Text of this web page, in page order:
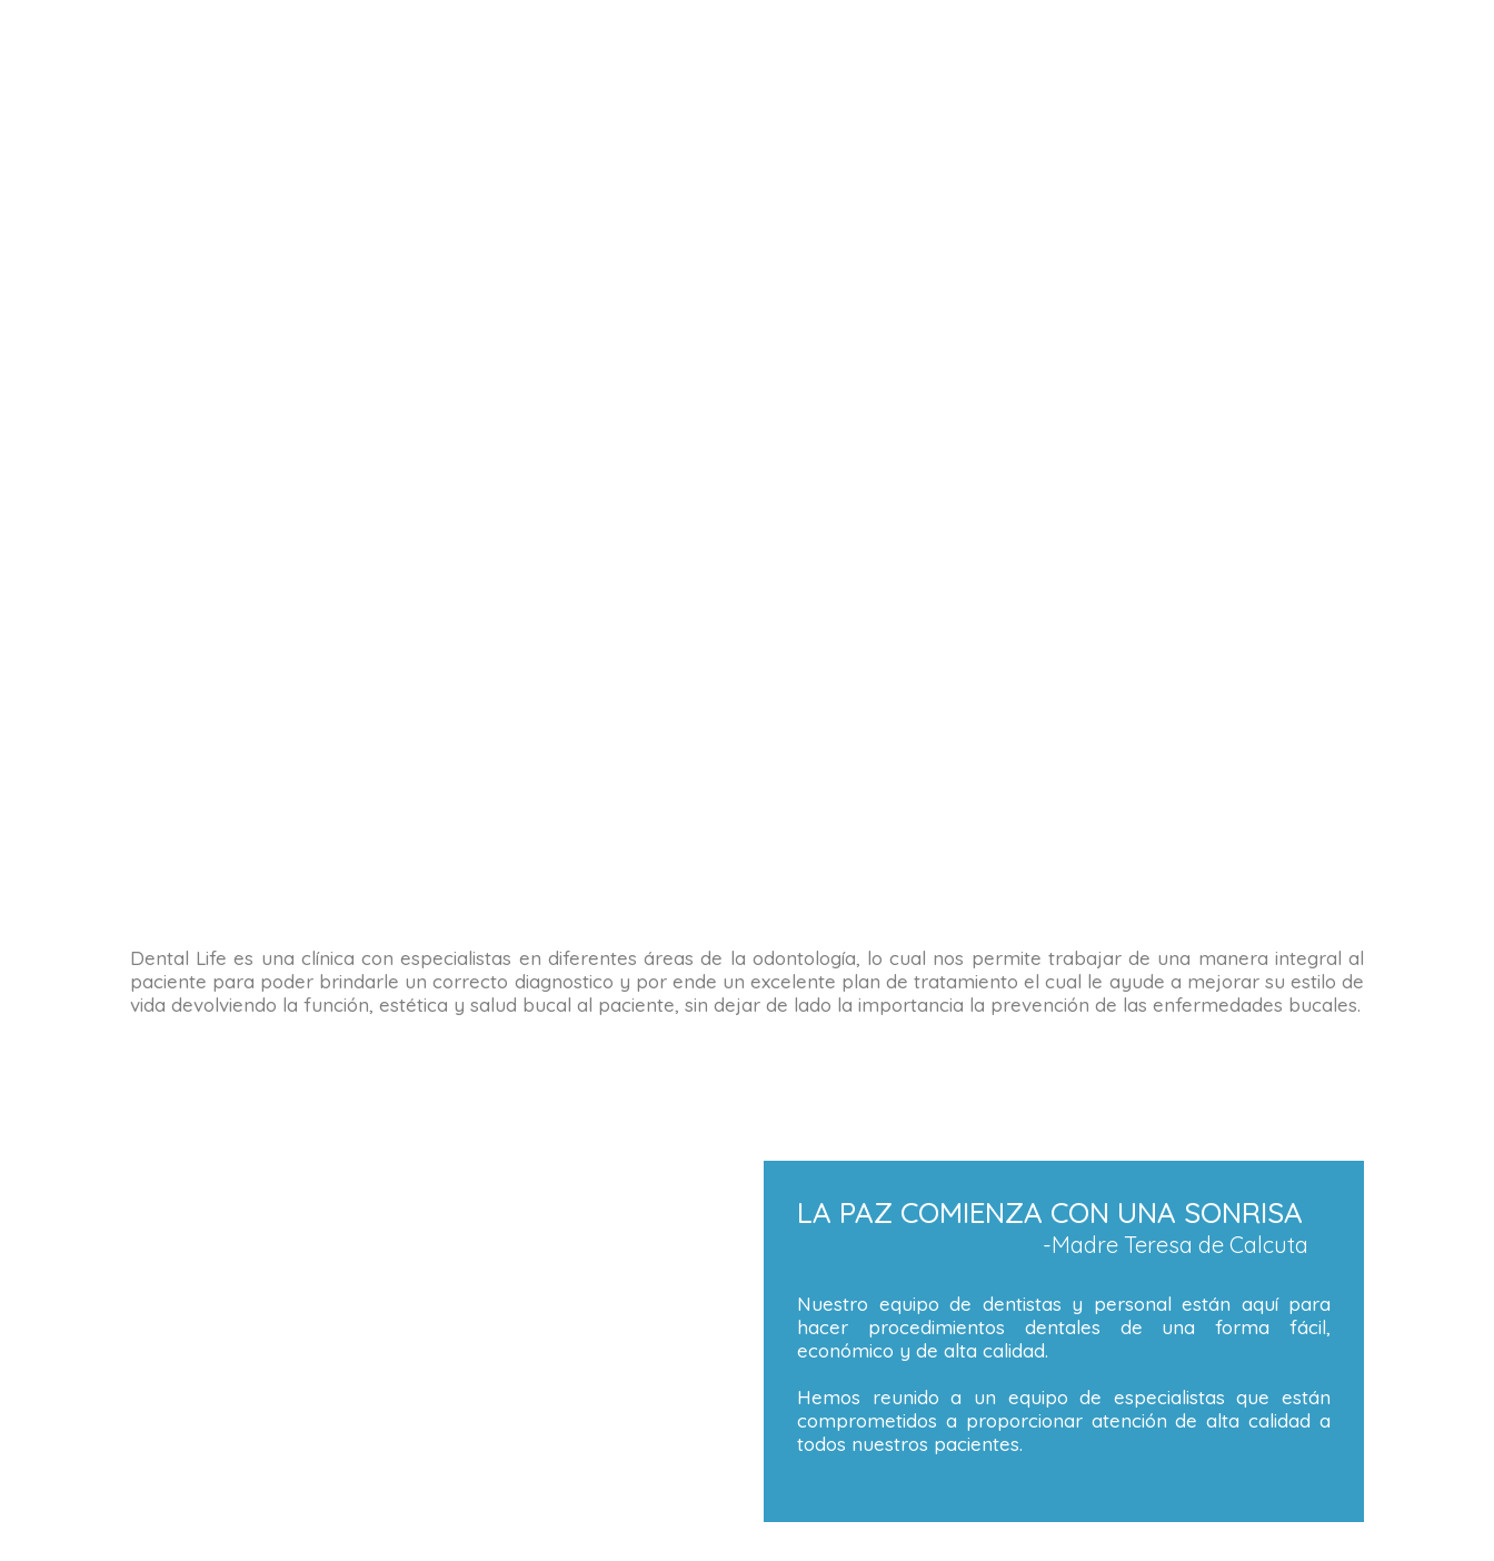
Dental Life es una clínica con especialistas en diferentes áreas de la odontología, lo cual nos permite trabajar de una manera integral al
paciente para poder brindarle un correcto diagnostico y por ende un excelente plan de tratamiento el cual le ayude a mejorar su estilo de
vida devolviendo la función, estética y salud bucal al paciente, sin dejar de lado la importancia la prevención de las enfermedades bucales.
LA PAZ COMIENZA CON UNA SONRISA
-Madre Teresa de Calcuta
Nuestro equipo de dentistas y personal están aquí para
hacer procedimientos dentales de una forma fácil,
económico y de alta calidad.
Hemos reunido a un equipo de especialistas que están
comprometidos a proporcionar atención de alta calidad a
todos nuestros pacientes.